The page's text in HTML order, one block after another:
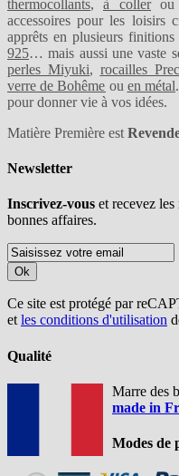
thermocollants,à coller
accessoires pour les loisirs
apprêts en plusieurs finitions
925… mais aussi une vaste
perles Miyuki, rocailles
verre de Bohême ou en métal
pour donner vie à vos idées.
Matière Première est
Newsletter
Inscrivez-vous et recevez les
bonnes affaires.
Ok
Ce site est protégé par
etles conditions d'utilisation
Qualité
Marre des
made in
Modes de